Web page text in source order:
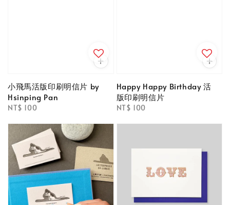
小飛馬活版印刷明信片 by
Hsinping Pan
Regular
NT$ 100
Happy Happy Birthday 活
版印刷明信片
Regular
NT$ 100